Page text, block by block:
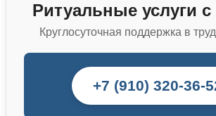
Ритуальные услуги с
Круглосуточная поддержка в
+7 (910) 320-36-